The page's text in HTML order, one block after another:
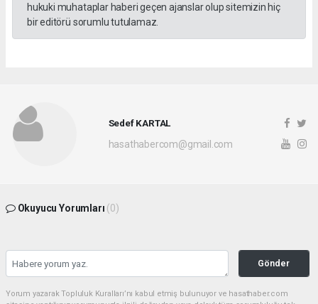
hukuki muhataplar haberi geçen ajanslar olup sitemizin hiç
bir editörü sorumlu tutulamaz.
Sedef KARTAL
hasathabercom@gmail.com
Okuyucu Yorumları (0)
Gönder
Yorum yazarak Topluluk Kuralları’nı kabul etmiş bulunuyor ve hasathaber.com